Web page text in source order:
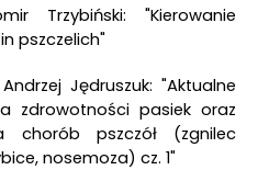
Trzybiński: "Kierowanie
pszczelich"
Jędruszuk: "Aktualne
zdrowotności pasiek oraz
chorób pszczół (zgnilec
nosemoza) cz. 1"